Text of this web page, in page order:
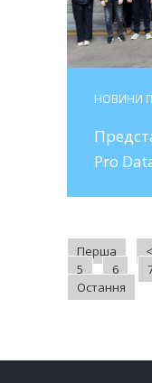
НОВИНИ
Pro
Перша
5
6
Остання